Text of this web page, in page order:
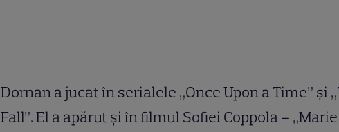
Dornan a jucat în serialele „Once Upon a Time” şi
Fall”. El a apărut şi în filmul Sofiei Coppola – „Marie